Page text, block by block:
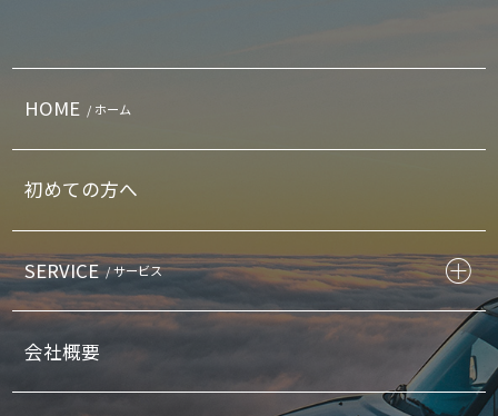
HOME / ホーム
初めての方へ
SERVICE / サービス
会社概要